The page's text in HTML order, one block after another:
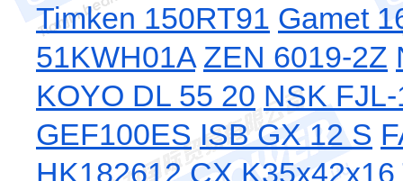
Timken 150RT91 Gamet
51KWH01A ZEN 6019-2Z
KOYO DL 55 20 NSK
GEF100ES ISB GX 12 S
HK182612 CX K35x42x16